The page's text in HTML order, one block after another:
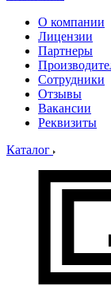
О компании
Лицензии
Партнеры
Сотрудники
Отзывы
Вакансии
Реквизиты
Каталог